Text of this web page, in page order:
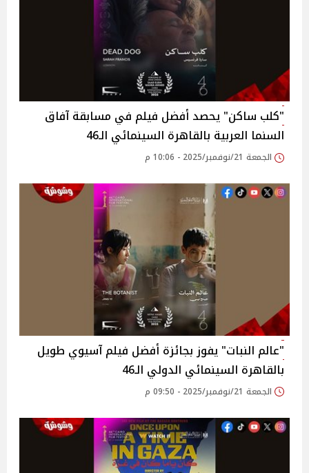
"كلب ساكن" يحصد أفضل فيلم في مسابقة آفاق
السنما العربية بالقاهرة السينمائي الـ46
الجمعة 21/نوفمبر/2025 - 10:06 م
"عالم النبات" يفوز بجائزة أفضل فيلم آسيوي طويل
بالقاهرة السينمائي الدولي الـ46
الجمعة 21/نوفمبر/2025 - 09:50 م